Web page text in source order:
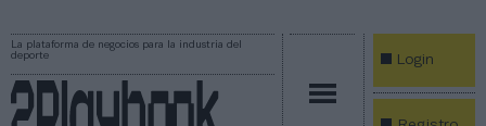
La plataforma de negocios para la industria del
deporte
Login